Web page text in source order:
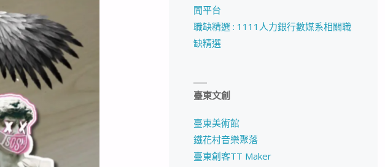
聞平台
職缺精選 : 1111人力銀行數媒系相關職
缺精選
臺東文創
臺東美術館
鐵花村音樂聚落
臺東創客TT Maker